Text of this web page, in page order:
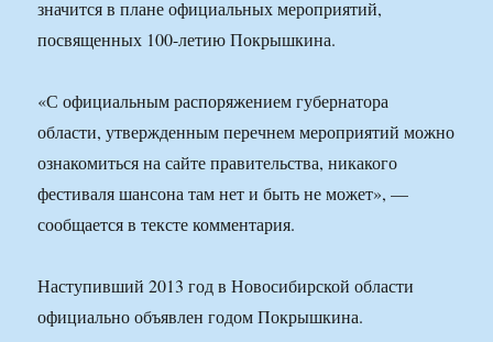
значится в плане официальных мероприятий,
посвященных 100-летию Покрышкина.
«С официальным распоряжением губернатора
области, утвержденным перечнем мероприятий можно
ознакомиться на сайте правительства, никакого
фестиваля шансона там нет и быть не может», —
сообщается в тексте комментария.
Наступивший 2013 год в Новосибирской области
официально объявлен годом Покрышкина.